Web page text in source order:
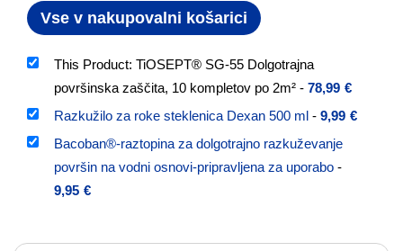
Vse v nakupovalni košarici
This Product: TiOSEPT® SG-55 Dolgotrajna
površinska zaščita, 10 kompletov po 2m² - 78,99 €
Razkužilo za roke steklenica Dexan 500 ml - 9,99 €
Bacoban®-raztopina za dolgotrajno razkuževanje
površin na vodni osnovi-pripravljena za uporabo -
9,95 €